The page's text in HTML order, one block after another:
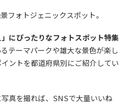
フォトジェニックスポット。
にぴったりなフォトスポット特集
テーマパークや雄大な景色が楽し
ントを都道府県別にご紹介してい
真を撮れば、SNSで大量いいね